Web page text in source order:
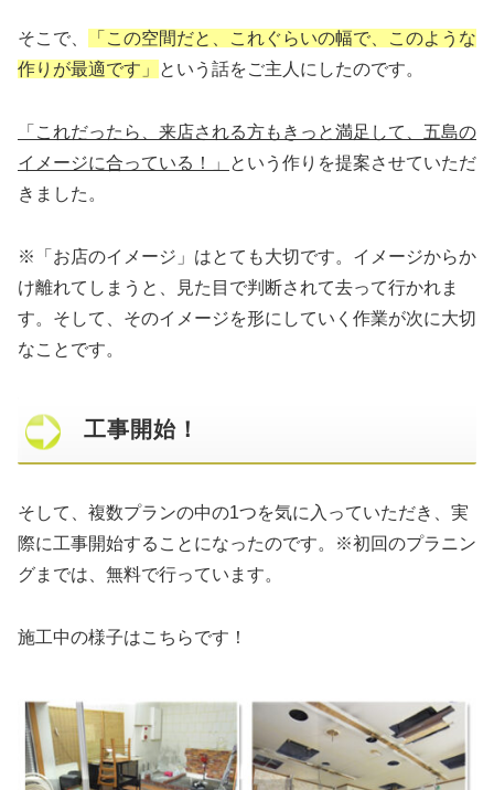
そこで、
「この空間だと、これぐらいの幅で、このような
作りが最適です」
という話をご主人にしたのです。
「これだったら、来店される方もきっと満足して、五島の
イメージに合っている！」
という作りを提案させていただ
きました。
※「お店のイメージ」はとても大切です。イメージからか
け離れてしまうと、見た目で判断されて去って行かれま
す。そして、そのイメージを形にしていく作業が次に大切
なことです。
工事開始！
そして、複数プランの中の1つを気に入っていただき、実
際に工事開始することになったのです。※初回のプラニン
グまでは、無料で行っています。
施工中の様子はこちらです！